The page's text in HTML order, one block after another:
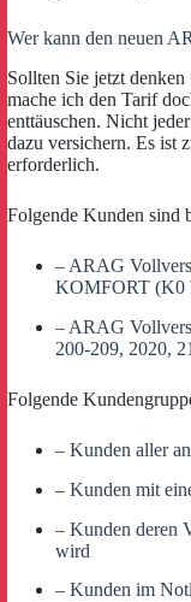
Wer kann den neuen
Sollten Sie jetzt
mache ich den Tarif
enttäuschen. Nicht
dazu versichern. Es ist
erforderlich.
Folgende Kunden sind
– ARAG
KOMFORT (K0
– ARAG
200-209, 2020,
Folgende
– Kunden aller
– Kunden mit
– Kunden deren
wird
– Kunden im